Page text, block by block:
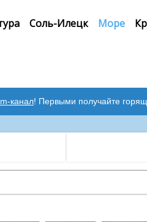
Соль-Илецк Море
канал! Первыми получайте